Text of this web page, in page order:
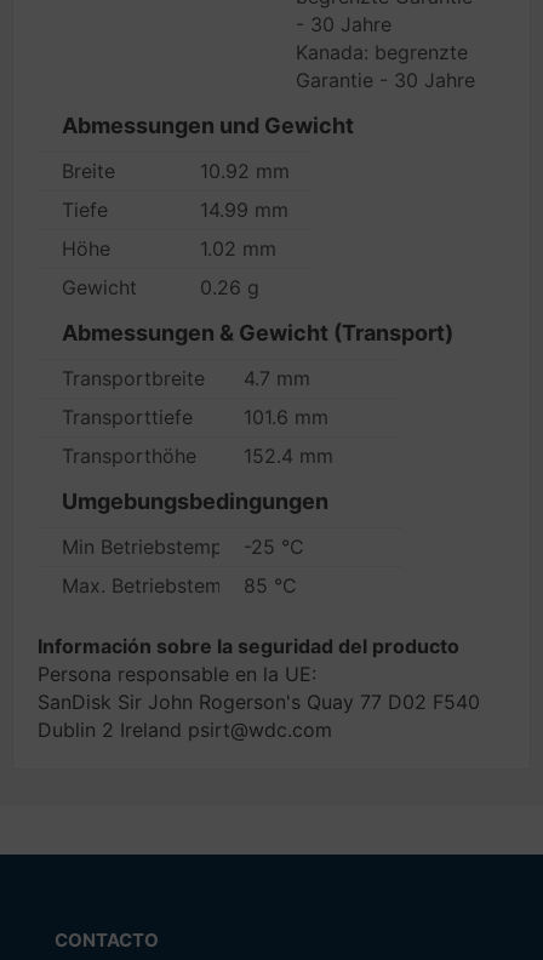
- 30 Jahre
Kanada: begrenzte
Garantie - 30 Jahre
Abmessungen und Gewicht
Breite
10.92 mm
Tiefe
14.99 mm
Höhe
1.02 mm
Gewicht
0.26 g
Abmessungen & Gewicht (Transport)
Transportbreite
4.7 mm
Transporttiefe
101.6 mm
Transporthöhe
152.4 mm
Umgebungsbedingungen
Min Betriebstemperatur-25 °C
Max. Betriebstemperatur
85 °C
Información sobre la seguridad del producto
Persona responsable en la UE:
SanDisk Sir John Rogerson's Quay 77 D02 F540
Dublin 2 Ireland psirt@wdc.com
CONTACTO